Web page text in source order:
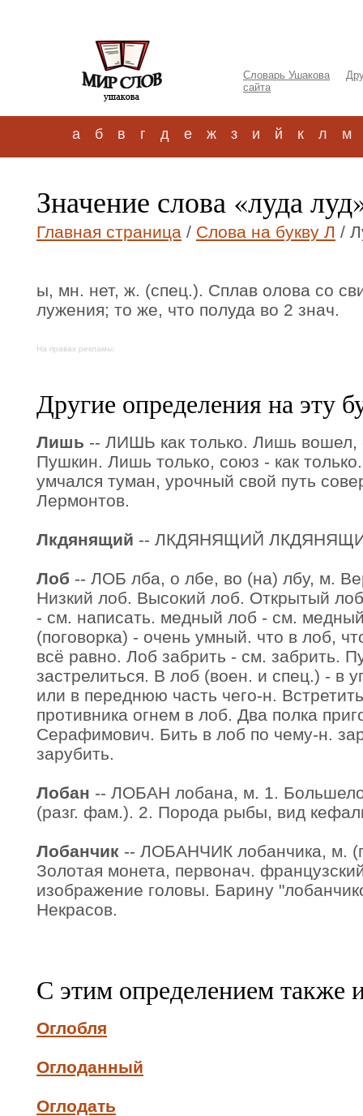
Словарь Ушакова
сайта
а б в г д е ж з и й к л м
Значение слова «луда
Главная страница / Слова на букву Л /
ы, мн. нет, ж. (спец.). Сплав олова со
лужения; то же, что полуда во 2 знач.
На правах рекламы:
Другие определения на эту
Лишь -- ЛИШЬ как только. Лишь вошел,
Пушкин. Лишь только, союз - как
умчался туман, урочный свой путь
Лермонтов.
Лкдянящий -- ЛКДЯНЯЩИЙ
Лоб -- ЛОБ лба, о лбе, во (на) лбу, м.
Низкий лоб. Высокий лоб. Открытый
- см. написать. медный лоб - см.
(поговорка) - очень умный. что в лоб,
всё равно. Лоб забрить - см. забрить.
застрелиться. В лоб (воен. и спец.) - в
или в переднюю часть чего-н.
противника огнем в лоб. Два полка
Серафимович. Бить в лоб по чему-н.
зарубить.
Лобан -- ЛОБАН лобана, м. 1.
(разг. фам.). 2. Порода рыбы, вид
Лобанчик -- ЛОБАНЧИК лобанчика, м.
Золотая монета, первонач.
изображение головы. Барину
Некрасов.
С этим определением также
Оглобля
Оглоданный
Оглодать